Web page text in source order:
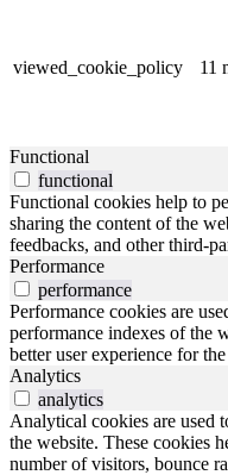
viewed_cookie_policy 11
Functional
functional
Functional cookies help to
sharing the content of the
feedbacks, and other third-
Performance
performance
Performance cookies are
performance indexes of the
better user experience for
Analytics
analytics
Analytical cookies are used
the website. These cookies
number of visitors, bounce